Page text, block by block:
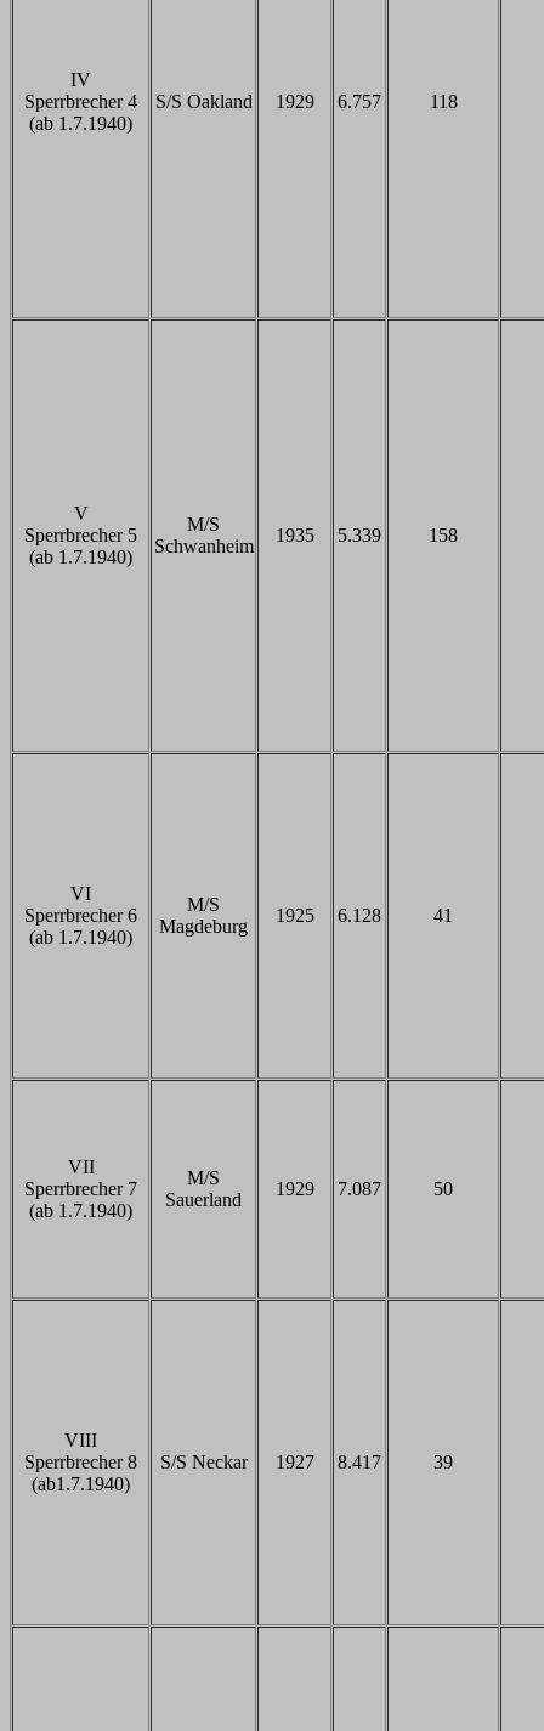
IV
Sperrbrecher 4
(ab 1.7.1940)
S/S Oakland 1929 6.757 118
V
Sperrbrecher 5
(ab 1.7.1940)
M/S
Schwanheim
1935 5.339 158
VI
Sperrbrecher 6
(ab 1.7.1940)
M/S
Magdeburg
1925 6.128 41
VII
Sperrbrecher 7
(ab 1.7.1940)
M/S
Sauerland
1929 7.087 50
VIII
Sperrbrecher 8
(ab1.7.1940)
S/S Neckar 1927 8.417 39